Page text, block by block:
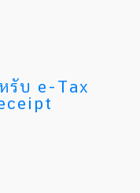
รับ e-Tax